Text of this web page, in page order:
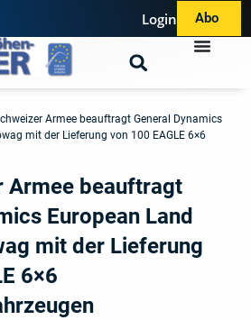
Login Abo
Armee beauftragt General Dynamics
mit der Lieferung von 100 EAGLE 6×6
Armee beauftragt
European Land
mit der Lieferung
6×6